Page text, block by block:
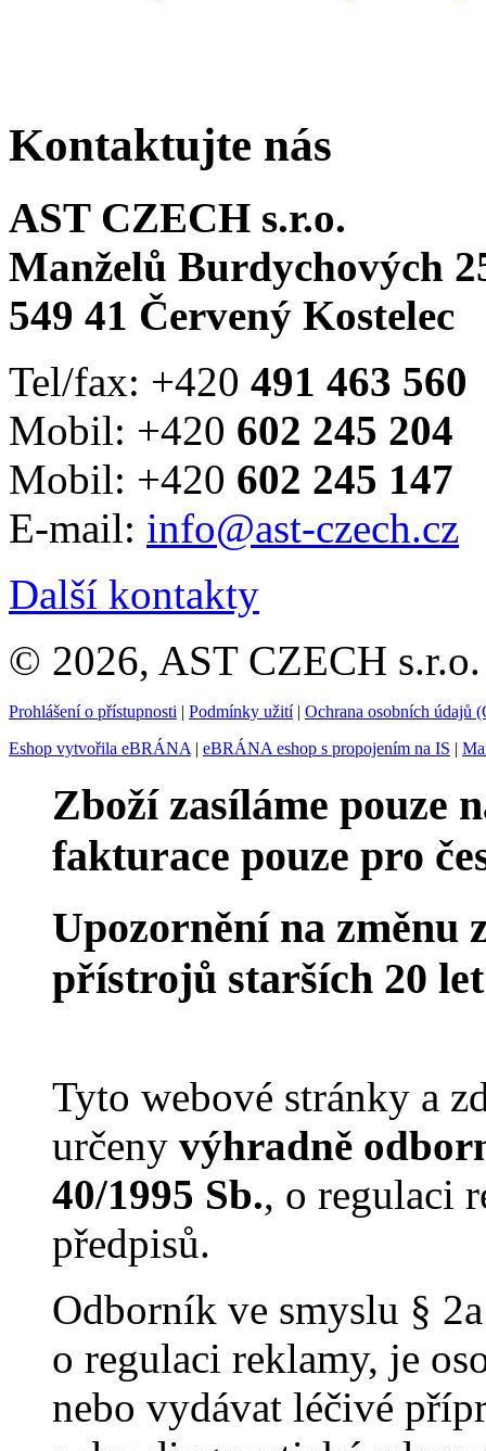
Kontaktujte nás
AST CZECH s.r.o.
Manželů Burdychových
549 41 Červený Kostelec
Tel/fax: +420 491 463 560
Mobil: +420 602 245 204
Mobil: +420 602 245 147
E-mail: info@ast-czech.cz
Další kontakty
© 2026, AST CZECH
Prohlášení o přístupnosti | Podmínky užití| Ochrana osobních údajů
Eshop vytvořila eBRÁNA | eBRÁNA eshop s propojením na IS |
Zboží zasíláme pouze
fakturace pouze pro
Upozornění na změnu
přístrojů starších 20
Tyto webové stránky a
určeny výhradně
40/1995 Sb., o regulaci
předpisů.
Odborník ve smyslu §
o regulaci reklamy, je
nebo vydávat léčivé